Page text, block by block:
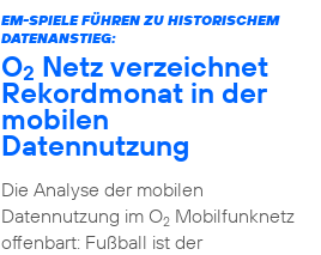
EM-SPIELE FÜHREN ZU HISTORISCHEM
DATENANSTIEG:
O2 Netz verzeichnet
Rekordmonat in der
mobilen
Datennutzung
Die Analyse der mobilen
Datennutzung im O2Mobilfunknetz
offenbart: Fußball ist der